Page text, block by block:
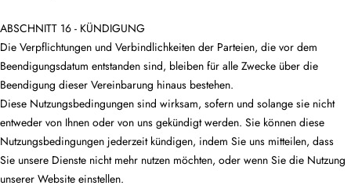
ABSCHNITT 16 - KÜNDIGUNG
Die Verpflichtungen und Verbindlichkeiten der Parteien, die vor dem
Beendigungsdatum entstanden sind, bleiben für alle Zwecke über die
Beendigung dieser Vereinbarung hinaus bestehen.
Diese Nutzungsbedingungen sind wirksam, sofern und solange sie nicht
entweder von Ihnen oder von uns gekündigt werden. Sie können diese
Nutzungsbedingungen jederzeit kündigen, indem Sie uns mitteilen, dass
Sie unsere Dienste nicht mehr nutzen möchten, oder wenn Sie die Nutzung
unserer Website einstellen.